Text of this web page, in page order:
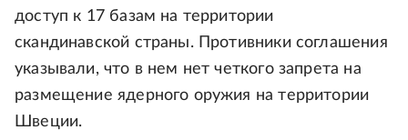
доступ к 17 базам на территории
скандинавской страны. Противники соглашения
указывали, что в нем нет четкого запрета на
размещение ядерного оружия на территории
Швеции.